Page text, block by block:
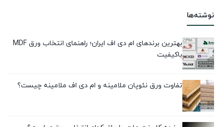
نوشته‌ها
بهترین برندهای ام دی اف ایران؛ راهنمای انتخاب ورق MDF
باکیفیت
تفاوت ورق نئوپان ملامینه و ام دی اف ملامینه چیست؟